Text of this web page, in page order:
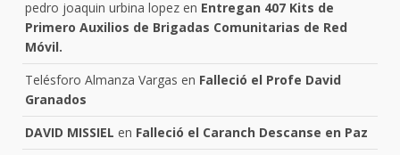
pedro joaquin urbina lopez en Entregan 407 Kits de
Primero Auxilios de Brigadas Comunitarias de Red
Móvil.
Telésforo Almanza Vargas en Falleció el Profe David
Granados
DAVID MISSIEL en Falleció el Caranch Descanse en Paz